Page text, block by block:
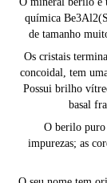
química
de tamanho
Os cristais
concoidal, tem
Possui brilho
basal
O berilo puro
impurezas; as